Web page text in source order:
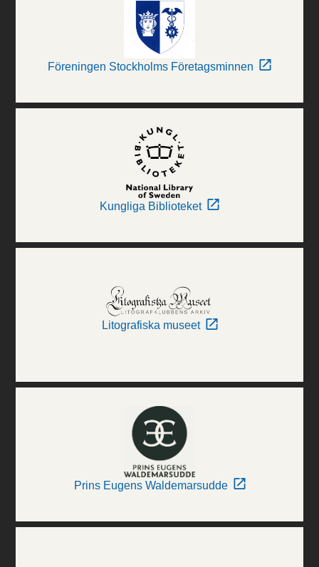
Föreningen Stockholms Företagsminnen
Kungliga Biblioteket
Litografiska museet
Prins Eugens Waldemarsudde